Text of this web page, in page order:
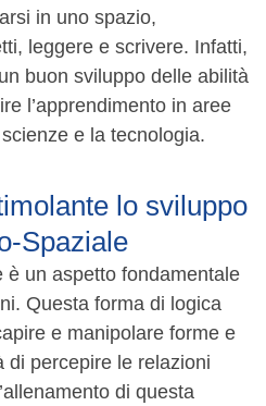
in uno spazio,
leggere e scrivere. Infatti,
buon sviluppo delle abilità
l’apprendimento in aree
e la tecnologia.
lo sviluppo
Spaziale
è un aspetto fondamentale
Questa forma di logica
e manipolare forme e
di percepire le relazioni
di questa